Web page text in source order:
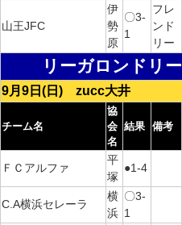
山王JFC
伊
勢
原
〇3-
1
フレ
ンド
リー
リーガロンドリ
9月9日(日) zucc大井
チーム名
協
会
名
結果 備考
ＦＣアルファ
平
塚
●1-4
C.A横浜セレーラ
横
浜
〇3-
1